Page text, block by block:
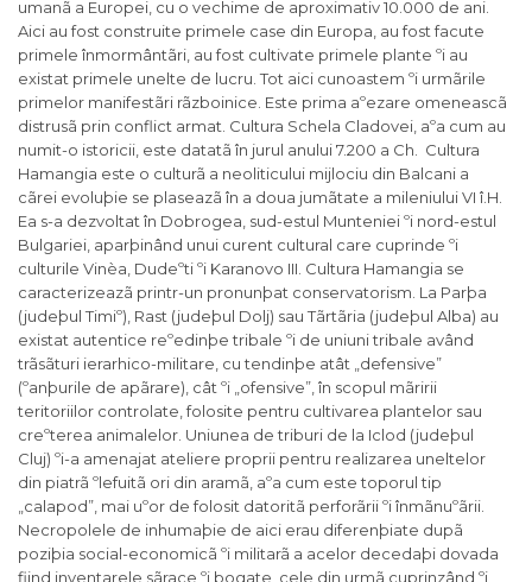
umanã a Europei, cu o vechime de aproximativ 10.000 de ani.
Aici au fost construite primele case din Europa, au fost facute
primele înmormântãri, au fost cultivate primele plante ºi au
existat primele unelte de lucru. Tot aici cunoastem ºi urmãrile
primelor manifestãri rãzboinice. Este prima aºezare omeneascã
distrusã prin conflict armat. Cultura Schela Cladovei, aºa cum au
numit-o istoricii, este datatã în jurul anului 7.200 a Ch. Cultura
Hamangia este o culturã a neoliticului mijlociu din Balcani a
cãrei evoluþie se plaseazã în a doua jumãtate a mileniului VI î.H.
Ea s-a dezvoltat în Dobrogea, sud-estul Munteniei ºi nord-estul
Bulgariei, aparþinând unui curent cultural care cuprinde ºi
culturile Vinèa, Dudeºti ºi Karanovo III. Cultura Hamangia se
caracterizeazã printr-un pronunþat conservatorism. La Parþa
(judeþul Timiº), Rast (judeþul Dolj) sau Tãrtãria (judeþul Alba) au
existat autentice reºedinþe tribale ºi de uniuni tribale având
trãsãturi ierarhico-militare, cu tendinþe atât „defensive”
(ºanþurile de apãrare), cât ºi „ofensive”, în scopul mãririi
teritoriilor controlate, folosite pentru cultivarea plantelor sau
creºterea animalelor. Uniunea de triburi de la Iclod (judeþul
Cluj) ºi-a amenajat ateliere proprii pentru realizarea uneltelor
din piatrã ºlefuitã ori din aramã, aºa cum este toporul tip
„calapod”, mai uºor de folosit datoritã perforãrii ºi înmãnuºãrii.
Necropolele de inhumaþie de aici erau diferenþiate dupã
poziþia social-economicã ºi militarã a acelor decedaþi dovada
fiind inventarele sãrace ºi bogate, cele din urmã cuprinzând ºi